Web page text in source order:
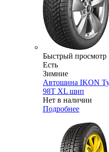
Быстрый просмотр
Есть
Зимние
Автошина IKON
98T XL шип
Нет в наличии
Подробнее